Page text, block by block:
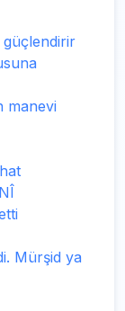
manevi
Mürşid ya